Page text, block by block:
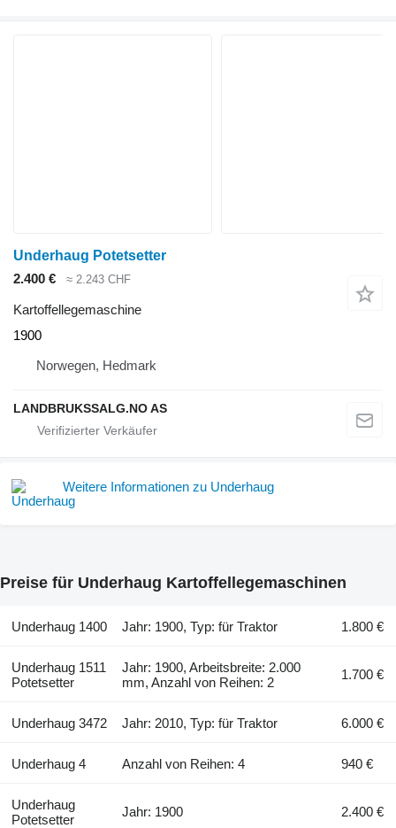
Underhaug Potetsetter
2.400 €
≈ 2.243 CHF
Kartoffellegemaschine
1900
Norwegen, Hedmark
LANDBRUKSSALG.NO AS
Weitere Informationen zu Underhaug
Preise für Underhaug Kartoffellegemaschinen
Underhaug 1400 Jahr: 1900, Typ: für Traktor 1.800 €
Underhaug 1511
Potetsetter
Jahr: 1900, Arbeitsbreite: 2.000
mm, Anzahl von Reihen: 2
1.700 €
Underhaug 3472 Jahr: 2010, Typ: für Traktor 6.000 €
Underhaug 4 Anzahl von Reihen: 4 940 €
Underhaug
Potetsetter
Jahr: 1900 2.400 €